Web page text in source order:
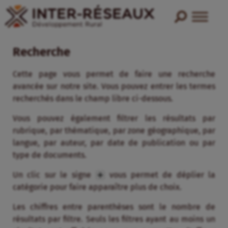
Recherche
Cette page vous permet de faire une recherche
avancée sur notre site. Vous pouvez entrer les termes
recherchés dans le champ libre ci-dessous.
Vous pouvez également filtrer les résultats par
rubrique, par thématique, par zone géographique, par
langue, par auteur, par date de publication ou par
type de documents.
Un clic sur le signe
vous permet de déplier la
catégorie pour faire apparaître plus de choix.
Les chiffres entre parenthèses sont le nombre de
résultats par filtre. Seuls les filtres ayant au moins un